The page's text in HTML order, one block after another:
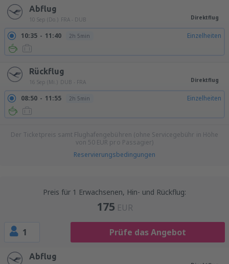
Abflug
10 Sep (Do.) FRA - DUB Direktflug
10:35 11:40 2h 5min Einzelheiten
Rückflug
16 Sep (Mi.) DUB - FRA Direktflug
08:50 11:55 2h 5min Einzelheiten
Der Ticketpreis samt Flughafengebühren (ohne Servicegebühr in Höhe
von 50 EUR pro Passagier)
Reservierungsbedingungen
Preis für 1 Erwachsenen, Hin- und Rückflug:
175 EUR
1 Prüfe das Angebot
Abflug